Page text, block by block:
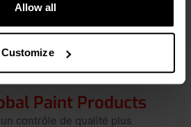
Allow all
Customize
Paint Products
contrôle de qualité plus